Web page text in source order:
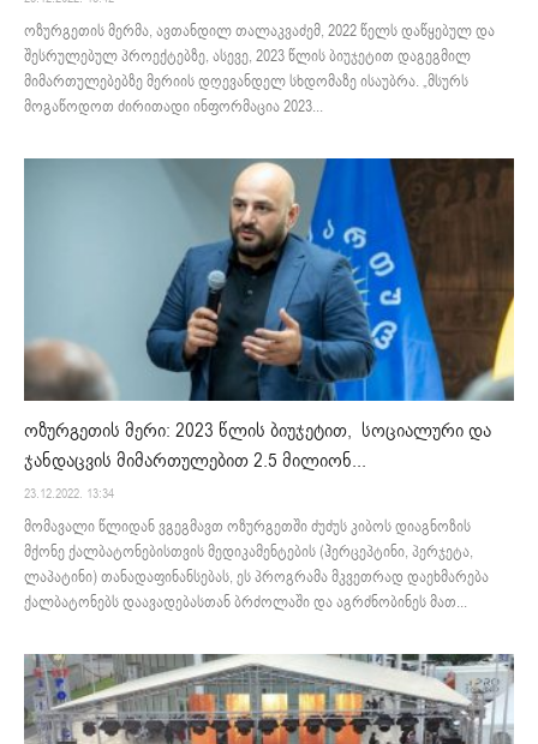
ოზურგეთის მერმა, ავთანდილ თალაკვაძემ, 2022 წელს დაწყებულ და
შესრულებულ პროექტებზე, ასევე, 2023 წლის ბიუჯეტით დაგეგმილ
მიმართულებებზე მერიის დღევანდელ სხდომაზე ისაუბრა. „მსურს
მოგაწოდოთ ძირითადი ინფორმაცია 2023...
ოზურგეთის მერი: 2023 წლის ბიუჯეტით, სოციალური და
ჯანდაცვის მიმართულებით 2.5 მილიონ...
23.12.2022. 13:34
მომავალი წლიდან ვგეგმავთ ოზურგეთში ძუძუს კიბოს დიაგნოზის
მქონე ქალბატონებისთვის მედიკამენტების (ჰერცეპტინი, პერჯეტა,
ლაპატინი) თანადაფინანსებას, ეს პროგრამა მკვეთრად დაეხმარება
ქალბატონებს დაავადებასთან ბრძოლაში და აგრძნობინეს მათ...